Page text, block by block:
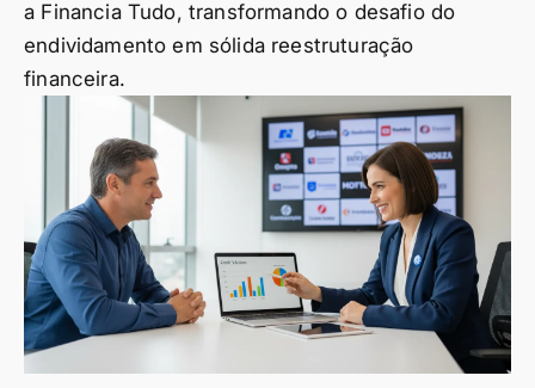
a Financia Tudo, transformando o desafio do
endividamento em sólida reestruturação
financeira.